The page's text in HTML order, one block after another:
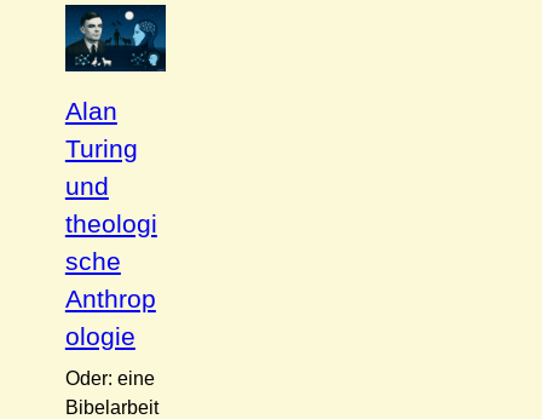
Alan
Turing
und
theologi
sche
Anthrop
ologie
Oder: eine
Bibelarbeit